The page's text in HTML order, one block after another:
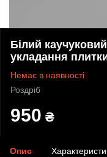
Білий
укладання
Немає в наявності
Роздріб
950 ₴
Опис